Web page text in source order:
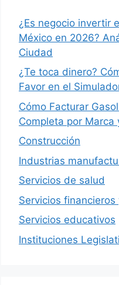
¿Es negocio invertir
México en 2026?
Ciudad
¿Te toca dinero?
Favor en el
Cómo Facturar
Completa por Marca
Construcción
Industrias
Servicios de salud
Servicios
Servicios educativos
Instituciones